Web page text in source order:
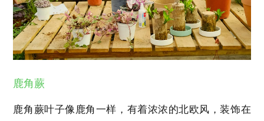
鹿角蕨
鹿角蕨叶子像鹿角一样，有着浓浓的北欧风，装饰在